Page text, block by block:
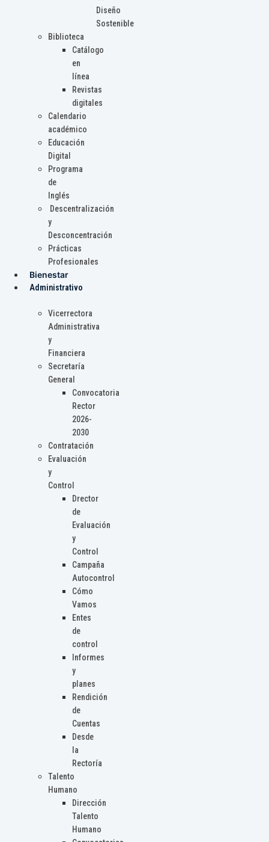
Diseño
Sostenible
Biblioteca
Catálogo
en
línea
Revistas
digitales
Calendario
académico
Educación
Digital
Programa
de
Inglés
Descentralización
y
Desconcentración
Prácticas
Profesionales
Bienestar
Administrativo
Vicerrectora
Administrativa
y
Financiera
Secretaría
General
Convocatoria
Rector
2026-
2030
Contratación
Evaluación
y
Control
Drector
de
Evaluación
y
Control
Campaña
Autocontrol
Cómo
Vamos
Entes
de
control
Informes
y
planes
Rendición
de
Cuentas
Desde
la
Rectoría
Talento
Humano
Dirección
Talento
Humano